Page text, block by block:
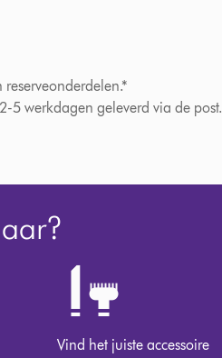
5 werkdagen geleverd via de post.
Vind het juiste accessoire